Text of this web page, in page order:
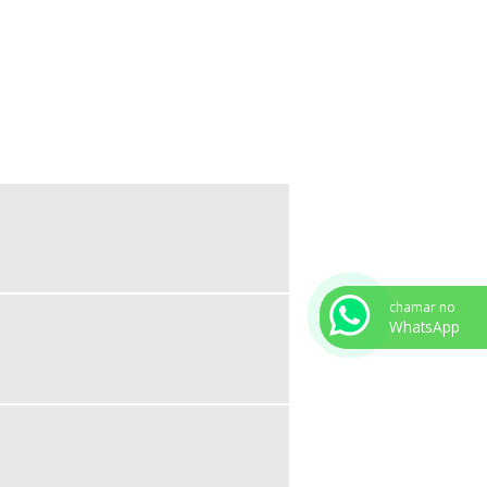
chamar no
WhatsApp